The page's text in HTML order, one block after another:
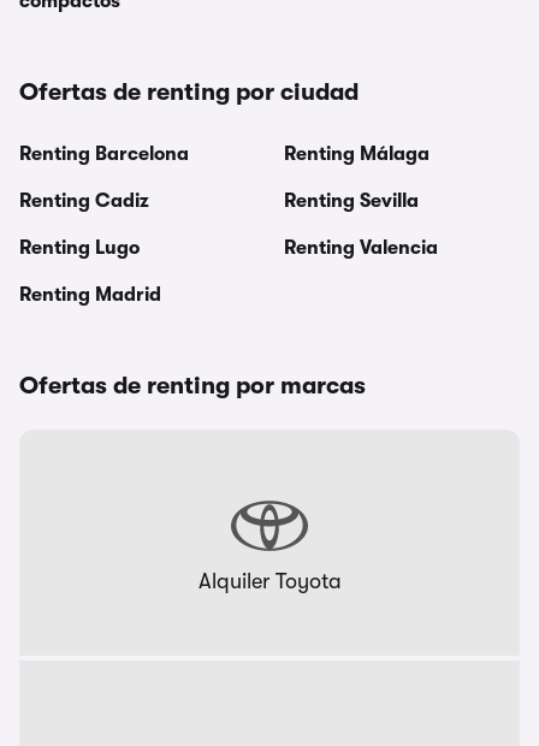
Ofertas de renting por ciudad
Renting Barcelona
Renting Cadiz
Renting Lugo
Renting Madrid
Renting Málaga
Renting Sevilla
Renting Valencia
Ofertas de renting por marcas
Alquiler Toyota